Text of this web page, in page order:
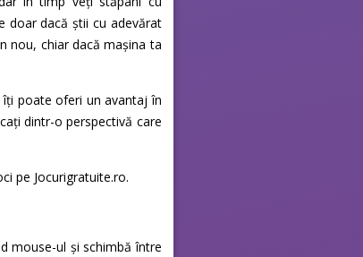
doar dacă știi cu adevărat
nou, chiar dacă mașina ta
îți poate oferi un avantaj în
dintr-o perspectivă care
pe Jocurigratuite.ro.
mouse-ul și schimbă între